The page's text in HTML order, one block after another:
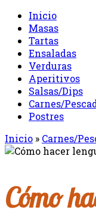
Inicio
Masas
Tartas
Ensaladas
Verduras
Aperitivos
Salsas/Dips
Carnes/
Postres
Inicio » Carnes/
Cómo